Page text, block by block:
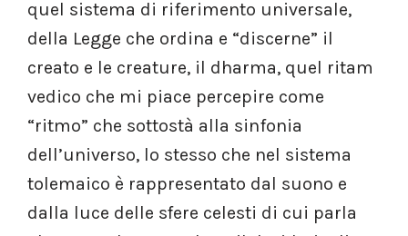
quel sistema di riferimento universale,
della Legge che ordina e “discerne” il
creato e le creature, il dharma, quel ritam
vedico che mi piace percepire come
“ritmo” che sottostà alla sinfonia
dell’universo, lo stesso che nel sistema
tolemaico è rappresentato dal suono e
dalla luce delle sfere celesti di cui parla